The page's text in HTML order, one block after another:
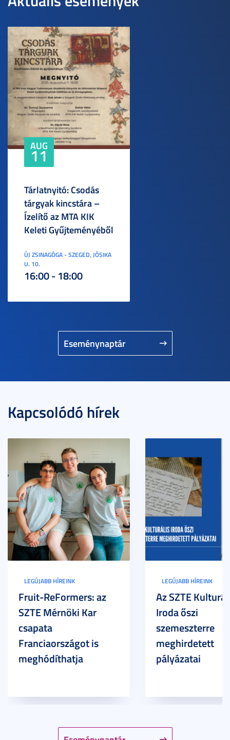
Eseménynaptár
AUG
11
Tárlatnyitó: Csodás
tárgyak kincstára –
Ízelítő az MTA KIK
Keleti Gyűjteményéből
ÚJ ZSINAGÓGA - SZEGED, JÓSIKA
U. 10.
16:00 - 18:00
Kapcsolódó hírek
LEGÚJABB HÍREINK
Fruit-ReFormers: az
SZTE Mérnöki Kar
csapata
Franciaországot is
meghódíthatja
LEGÚJABB HÍREINK
Az SZTE
Iroda őszi
szemeszterre
meghirdetett
pályázatai